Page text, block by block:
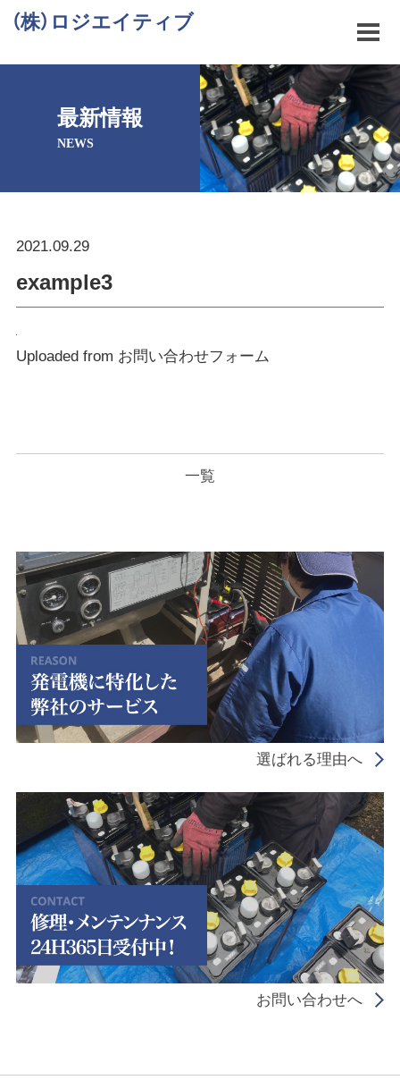
（株）ロジエイティブ
最新情報
NEWS
2021.09.29
example3
Uploaded from お問い合わせフォーム
一覧
選ばれる理由へ
お問い合わせへ